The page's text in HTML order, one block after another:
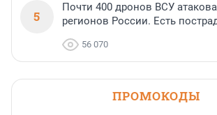
5
Почти 400 дронов ВСУ
регионов России. Есть
56 070
ПРОМОКОДЫ